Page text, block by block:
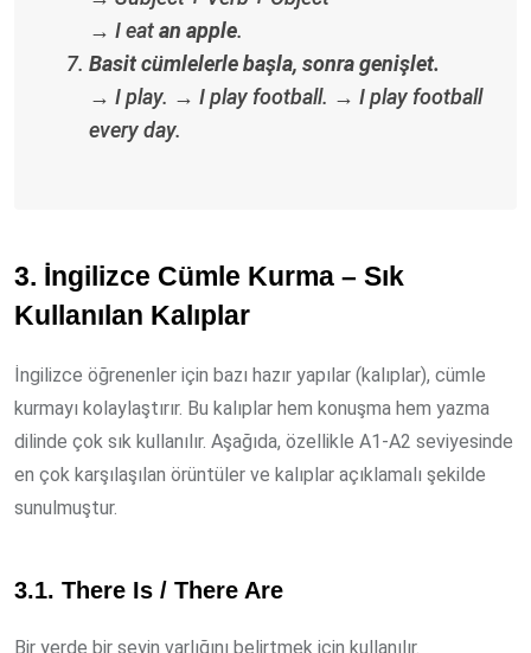
→ I eatan apple.
Basit cümlelerle başla, sonra genişlet.
→ I play. → I play football. → I play football
every day.
3. İngilizce Cümle Kurma – Sık
Kullanılan Kalıplar
İngilizce öğrenenler için bazı hazır yapılar (kalıplar), cümle
kurmayı kolaylaştırır. Bu kalıplar hem konuşma hem yazma
dilinde çok sık kullanılır. Aşağıda, özellikle A1-A2 seviyesinde
en çok karşılaşılan örüntüler ve kalıplar açıklamalı şekilde
sunulmuştur.
3.1. There Is / There Are
Bir yerde bir şeyin varlığını belirtmek için kullanılır.